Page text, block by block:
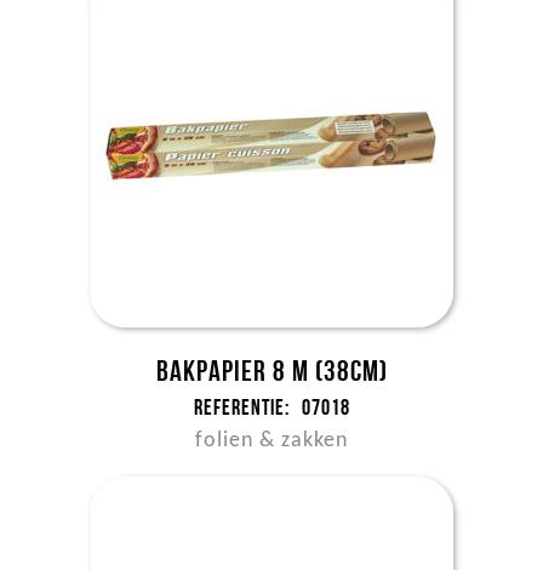
Bakpapier 8 m (38cm)
Referentie: 07018
folien & zakken